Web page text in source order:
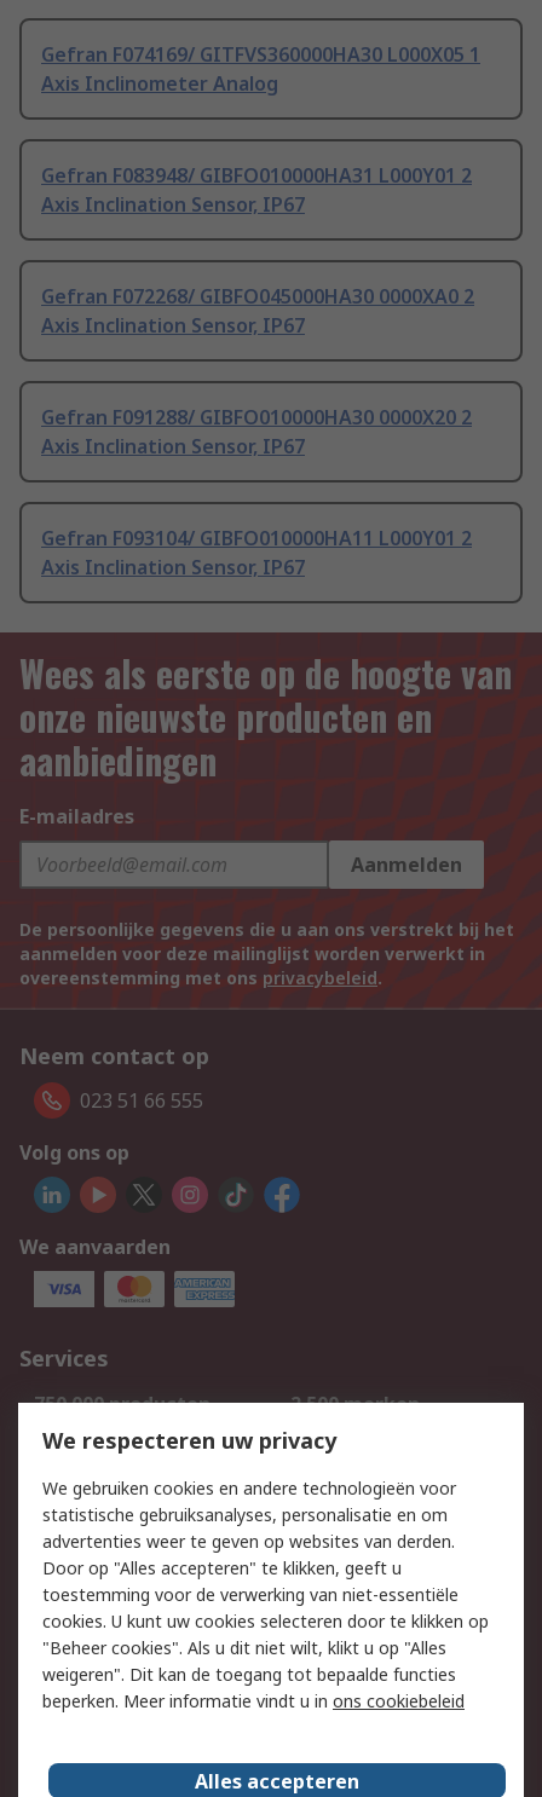
Gefran F074169/ GITFVS360000HA30 L000X05 1
Axis Inclinometer Analog
Gefran F083948/ GIBFO010000HA31 L000Y01 2
Axis Inclination Sensor, IP67
Gefran F072268/ GIBFO045000HA30 0000XA0 2
Axis Inclination Sensor, IP67
Gefran F091288/ GIBFO010000HA30 0000X20 2
Axis Inclination Sensor, IP67
Gefran F093104/ GIBFO010000HA11 L000Y01 2
Axis Inclination Sensor, IP67
Wees als eerste op de hoogte van
onze nieuwste producten en
aanbiedingen
E-mailadres
Aanmelden
De persoonlijke gegevens die u aan ons verstrekt bij het
aanmelden voor deze mailinglijst worden verwerkt in
overeenstemming met ons privacybeleid.
Neem contact op
023 51 66 555
Volg ons op
We aanvaarden
Services
750.000 producten
2.500 merken
Bestellen
Inkoopoplossingen
Track & Trace
Wettelijk
Cookiebeleid
Email veiligheid
Privacybeleid
Websitevoorwaarden
Algemene
verkoopvoorwaarden
Over RS
We respecteren uw privacy
We gebruiken cookies en andere technologieën voor
statistische gebruiksanalyses, personalisatie en om
advertenties weer te geven op websites van derden.
Door op "Alles accepteren" te klikken, geeft u
toestemming voor de verwerking van niet-essentiële
cookies. U kunt uw cookies selecteren door te klikken op
"Beheer cookies". Als u dit niet wilt, klikt u op "Alles
weigeren". Dit kan de toegang tot bepaalde functies
beperken. Meer informatie vindt u in ons cookiebeleid
Alles accepteren